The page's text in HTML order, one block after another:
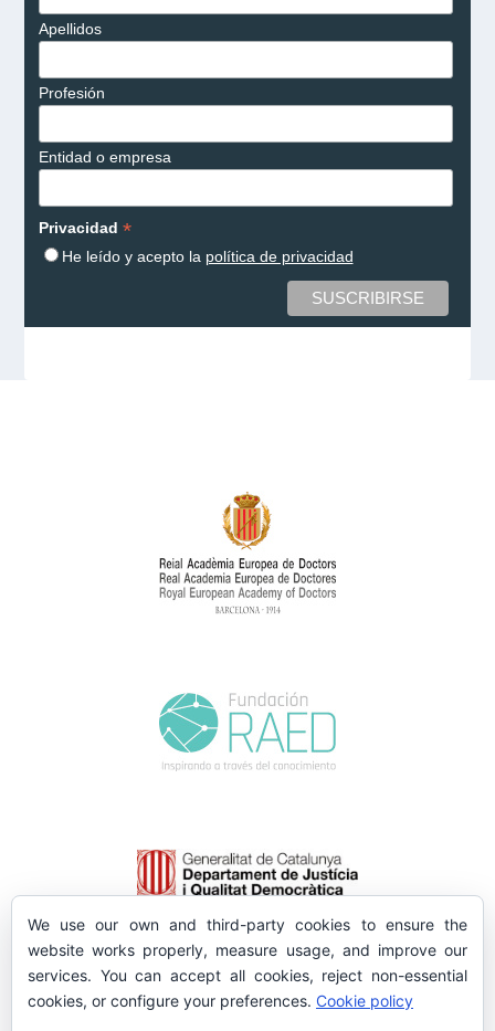
Apellidos
Profesión
Entidad o empresa
Privacidad *
He leído y acepto la política de privacidad
We use our own and third-party cookies to ensure the
website works properly, measure usage, and improve our
services. You can accept all cookies, reject non-essential
cookies, or configure your preferences. Cookie policy